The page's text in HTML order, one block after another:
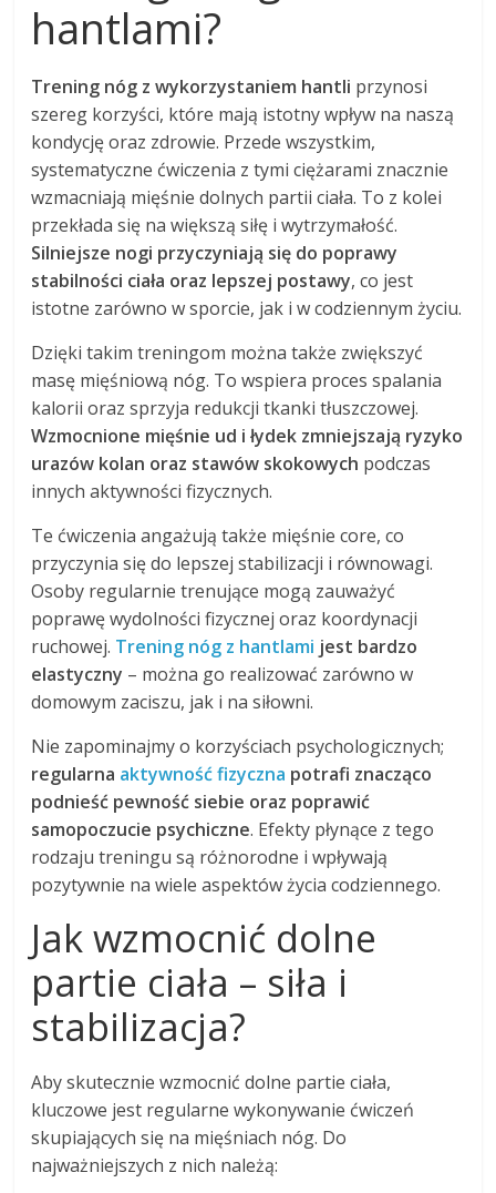
hantlami?
Trening nóg z wykorzystaniem hantli przynosi
szereg korzyści, które mają istotny wpływ na naszą
kondycję oraz zdrowie. Przede wszystkim,
systematyczne ćwiczenia z tymi ciężarami znacznie
wzmacniają mięśnie dolnych partii ciała. To z kolei
przekłada się na większą siłę i wytrzymałość.
Silniejsze nogi przyczyniają się do poprawy
stabilności ciała oraz lepszej postawy, co jest
istotne zarówno w sporcie, jak i w codziennym życiu.
Dzięki takim treningom można także zwiększyć
masę mięśniową nóg. To wspiera proces spalania
kalorii oraz sprzyja redukcji tkanki tłuszczowej.
Wzmocnione mięśnie ud i łydek zmniejszają ryzyko
urazów kolan oraz stawów skokowych podczas
innych aktywności fizycznych.
Te ćwiczenia angażują także mięśnie core, co
przyczynia się do lepszej stabilizacji i równowagi.
Osoby regularnie trenujące mogą zauważyć
poprawę wydolności fizycznej oraz koordynacji
ruchowej. Trening nóg z hantlami jest bardzo
elastyczny – można go realizować zarówno w
domowym zaciszu, jak i na siłowni.
Nie zapominajmy o korzyściach psychologicznych;
regularna aktywność fizyczna potrafi znacząco
podnieść pewność siebie oraz poprawić
samopoczucie psychiczne. Efekty płynące z tego
rodzaju treningu są różnorodne i wpływają
pozytywnie na wiele aspektów życia codziennego.
Jak wzmocnić dolne
partie ciała – siła i
stabilizacja?
Aby skutecznie wzmocnić dolne partie ciała,
kluczowe jest regularne wykonywanie ćwiczeń
skupiających się na mięśniach nóg. Do
najważniejszych z nich należą: